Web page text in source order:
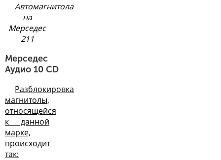
Автомагнитола
на
Мерседес
211
Мерседес
Аудио 10 CD
Разблокировка
магнитолы,
относящейся
к данной
марке,
происходит
так: